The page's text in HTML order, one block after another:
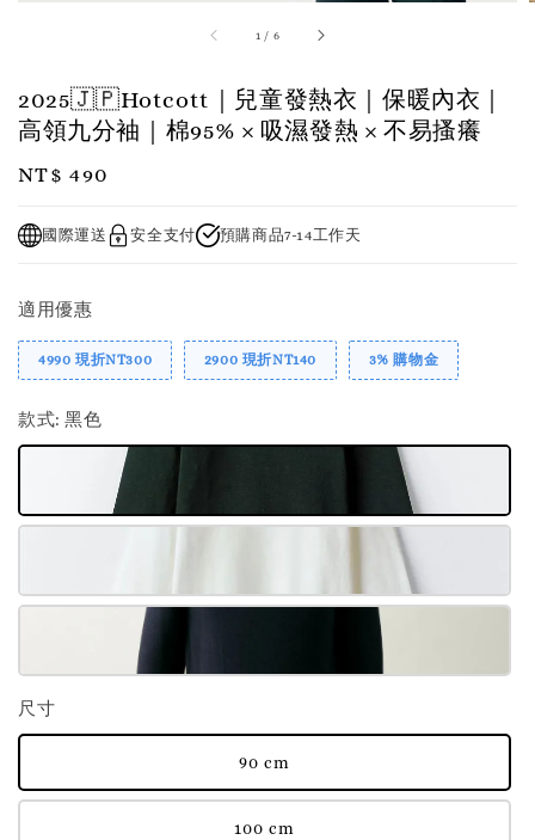
1 / 6
2025🇯🇵Hotcott｜兒童發熱衣｜保暖內衣｜
高領九分袖｜棉95% × 吸濕發熱 × 不易搔癢
Regular
NT$ 490
國際運送 安全支付 預購商品7-14工作天
適用優惠
4990 現折NT300 2900 現折NT140 3% 購物金
款式: 黑色
尺寸
90 cm
100 cm